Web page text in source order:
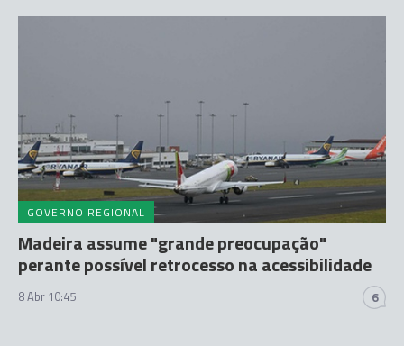
GOVERNO REGIONAL
Madeira assume "grande preocupação"
perante possível retrocesso na acessibilidade
8 Abr 10:45 6